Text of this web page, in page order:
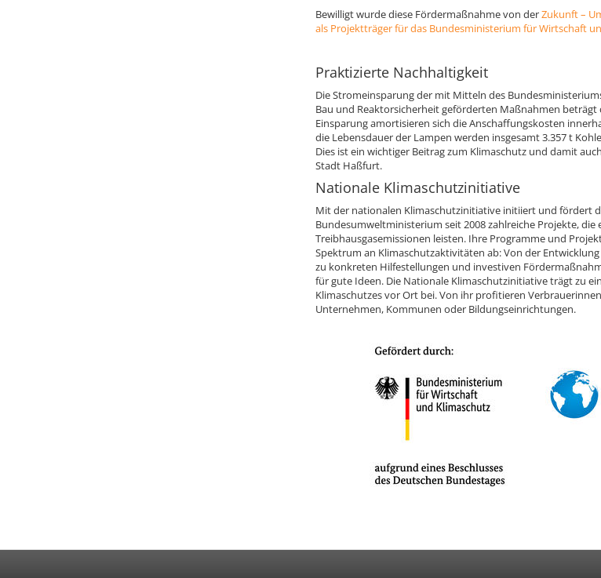
Bewilligt wurde diese Fördermaßnahme von derZukunft –
als Projektträger für das Bundesministerium für Wirtschaft
Praktizierte Nachhaltigkeit
Die Stromeinsparung der mit Mitteln des
Bau und Reaktorsicherheit geförderten Maßnahmen beträgt
Einsparung amortisieren sich die Anschaffungskosten
die Lebensdauer der Lampen werden insgesamt 3.357 t
Dies ist ein wichtiger Beitrag zum Klimaschutz und damit
Stadt Haßfurt.
Nationale Klimaschutzinitiative
Mit der nationalen Klimaschutzinitiative initiiert und fördert
Bundesumweltministerium seit 2008 zahlreiche Projekte, die
Treibhausgasemissionen leisten. Ihre Programme und
Spektrum an Klimaschutzaktivitäten ab: Von der
zu konkreten Hilfestellungen und investiven
für gute Ideen. Die Nationale Klimaschutzinitiative trägt zu
Klimaschutzes vor Ort bei. Von ihr profitieren
Unternehmen, Kommunen oder Bildungseinrichtungen.